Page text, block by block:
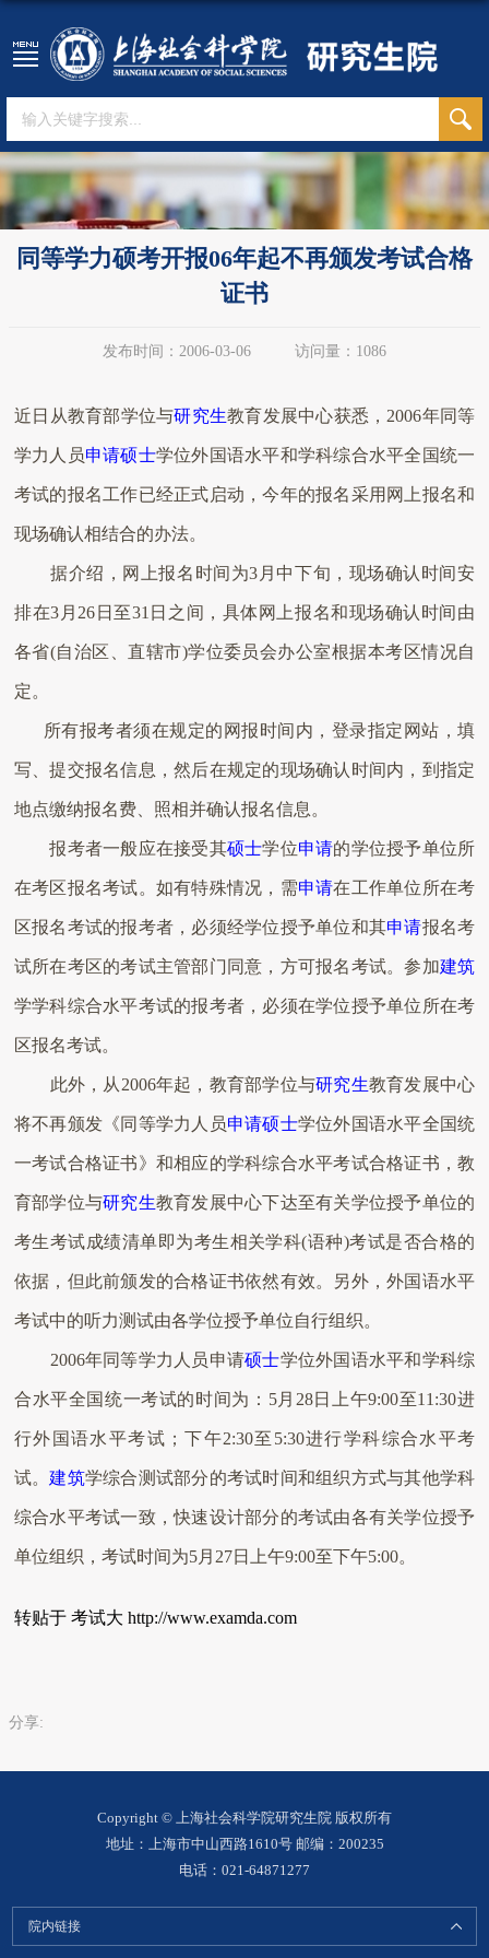
同等学力硕考开报06年起不再颁发考试合格
证书
发布时间：2006-03-06 访问量： 1086
近日从教育部学位与研究生教育发展中心获悉，2006年同等
学力人员申请硕士学位外国语水平和学科综合水平全国统一
考试的报名工作已经正式启动，今年的报名采用网上报名和
现场确认相结合的办法。
据介绍，网上报名时间为3月中下旬，现场确认时间安
排在3月26日至31日之间，具体网上报名和现场确认时间由
各省(自治区、直辖市)学位委员会办公室根据本考区情况自
定。
所有报考者须在规定的网报时间内，登录指定网站，填
写、提交报名信息，然后在规定的现场确认时间内，到指定
地点缴纳报名费、照相并确认报名信息。
报考者一般应在接受其硕士学位申请的学位授予单位所
在考区报名考试。如有特殊情况，需申请在工作单位所在考
区报名考试的报考者，必须经学位授予单位和其申请报名考
试所在考区的考试主管部门同意，方可报名考试。参加建筑
学学科综合水平考试的报考者，必须在学位授予单位所在考
区报名考试。
此外，从2006年起，教育部学位与研究生教育发展中心
将不再颁发《同等学力人员申请硕士学位外国语水平全国统
一考试合格证书》和相应的学科综合水平考试合格证书，教
育部学位与研究生教育发展中心下达至有关学位授予单位的
考生考试成绩清单即为考生相关学科(语种)考试是否合格的
依据，但此前颁发的合格证书依然有效。另外，外国语水平
考试中的听力测试由各学位授予单位自行组织。
2006年同等学力人员申请硕士学位外国语水平和学科综
合水平全国统一考试的时间为：5月28日上午9:00至11:30进
行外国语水平考试；下午2:30至5:30进行学科综合水平考
试。建筑学综合测试部分的考试时间和组织方式与其他学科
综合水平考试一致，快速设计部分的考试由各有关学位授予
单位组织，考试时间为5月27日上午9:00至下午5:00。
转贴于 考试大 http://www.examda.com
分享:
Copyright © 上海社会科学院研究生院 版权所有
地址：上海市中山西路1610号 邮编：200235
电话：021-64871277
院内链接